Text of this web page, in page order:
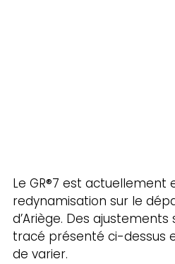
Le GR®7 est actuellement
redynamisation sur le
d’Ariège. Des ajustements
tracé présenté ci-dessus
de varier.